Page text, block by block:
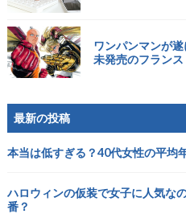
ワンパンマンが
未発売のフランス
最新の投稿
本当は低すぎる？40代女性の平均
ハロウィンの仮装で女子に人気な
番？